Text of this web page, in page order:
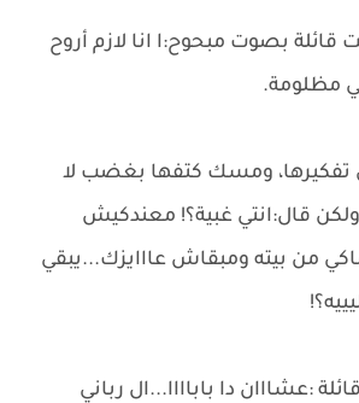
بصوت مبحوح:ا انا لازم أروح
مظلومة.
ومسك كتفها بغضب لا
قال:انتي غبية؟! معندكيش
من بيته ومبقاش عااايزك...يبقي
:عشااان دا باباااا...ال رباني